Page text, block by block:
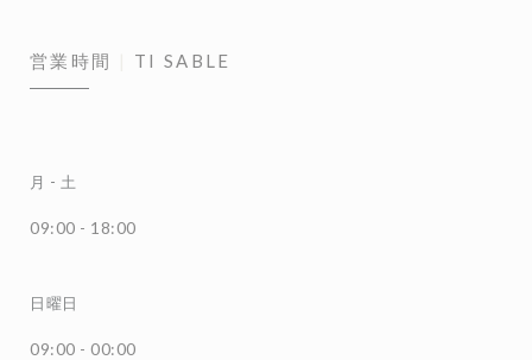
営業時間 TI SABLE
月 - 土
09:00 - 18:00
日曜日
09:00 - 00:00